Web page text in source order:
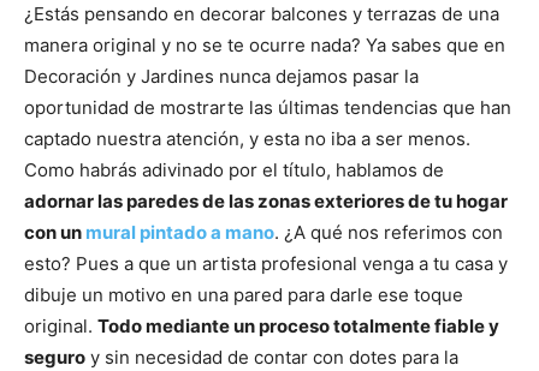
¿Estás pensando en decorar balcones y terrazas de una
manera original y no se te ocurre nada? Ya sabes que en
Decoración y Jardines nunca dejamos pasar la
oportunidad de mostrarte las últimas tendencias que han
captado nuestra atención, y esta no iba a ser menos.
Como habrás adivinado por el título, hablamos de
adornar las paredes de las zonas exteriores de tu hogar
con un mural pintado a mano. ¿A qué nos referimos con
esto? Pues a que un artista profesional venga a tu casa y
dibuje un motivo en una pared para darle ese toque
original. Todo mediante un proceso totalmente fiable y
seguro y sin necesidad de contar con dotes para la